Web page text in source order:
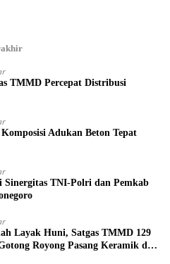
TMMD Percepat Distribusi
Adukan Beton Tepat
Sinergitas TNI-Polri dan Pemkab
Layak Huni, Satgas TMMD 129
Royong Pasang Keramik di